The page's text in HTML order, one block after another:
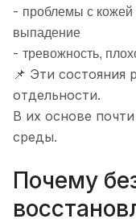
- проблемы с
выпадение
- тревожность,
📌 Эти состояния
отдельности.
В их основе
среды.
Почему